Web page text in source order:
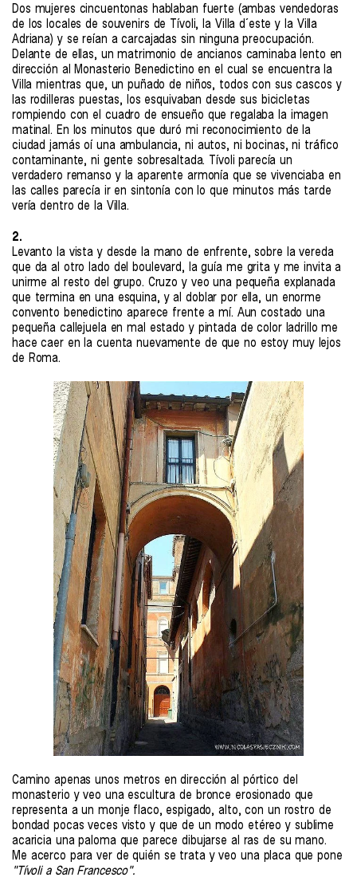
Dos mujeres cincuentonas hablaban fuerte (ambas vendedoras
de los locales de souvenirs de Tívoli, la Villa d´este y la Villa
Adriana) y se reían a carcajadas sin ninguna preocupación.
Delante de ellas, un matrimonio de ancianos caminaba lento en
dirección al Monasterio Benedictino en el cual se encuentra la
Villa mientras que, un puñado de niños, todos con sus cascos y
las rodilleras puestas, los esquivaban desde sus bicicletas
rompiendo con el cuadro de ensueño que regalaba la imagen
matinal. En los minutos que duró mi reconocimiento de la
ciudad jamás oí una ambulancia, ni autos, ni bocinas, ni tráfico
contaminante, ni gente sobresaltada. Tívoli parecía un
verdadero remanso y la aparente armonía que se vivenciaba en
las calles parecía ir en sintonía con lo que minutos más tarde
vería dentro de la Villa.
2.
Levanto la vista y desde la mano de enfrente, sobre la vereda
que da al otro lado del boulevard, la guía me grita y me invita a
unirme al resto del grupo. Cruzo y veo una pequeña explanada
que termina en una esquina, y al doblar por ella, un enorme
convento benedictino aparece frente a mí. Aun costado una
pequeña callejuela en mal estado y pintada de color ladrillo me
hace caer en la cuenta nuevamente de que no estoy muy lejos
de Roma.
Camino apenas unos metros en dirección al pórtico del
monasterio y veo una escultura de bronce erosionado que
representa a un monje flaco, espigado, alto, con un rostro de
bondad pocas veces visto y que de un modo etéreo y sublime
acaricia una paloma que parece dibujarse al ras de su mano.
Me acerco para ver de quién se trata y veo una placa que pone
"Tívoli a San Francesco".